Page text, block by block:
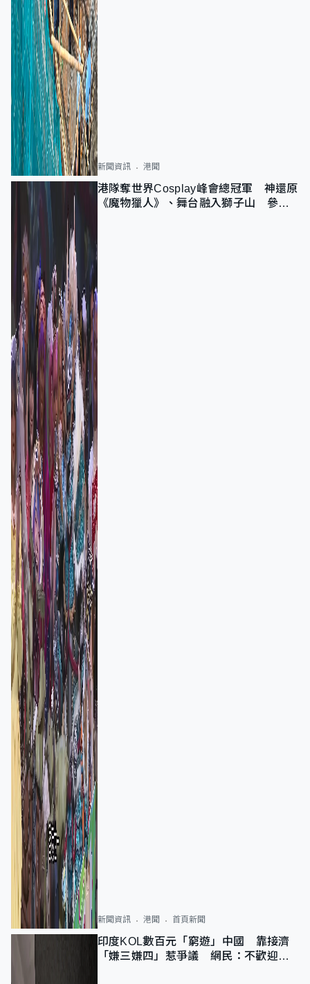
新聞資訊 港聞
港隊奪世界Cosplay峰會總冠軍 神還原
《魔物獵人》、舞台融入獅子山 參賽
新聞資訊 港聞 首頁新聞
印度KOL數百元「窮遊」中國 靠接濟
「嫌三嫌四」惹爭議 網民：不歡迎劣